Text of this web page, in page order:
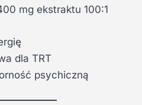
mg ekstraktu 100:1
dla TRT
psychiczną